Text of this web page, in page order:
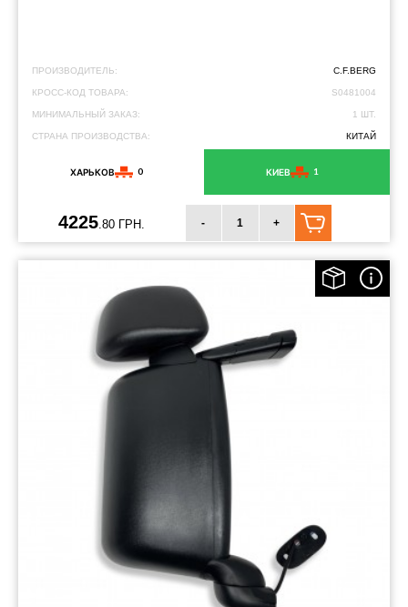
ПРОИЗВОДИТЕЛЬ: C.F.BERG
КРОСС-КОД ТОВАРА: S0481004
МИНИМАЛЬНЫЙ ЗАКАЗ: 1 ШТ.
СТРАНА ПРОИЗВОДСТВА: КИТАЙ
ХАРЬКОВ 0 КИЕВ 1
4225 .80 ГРН. - +